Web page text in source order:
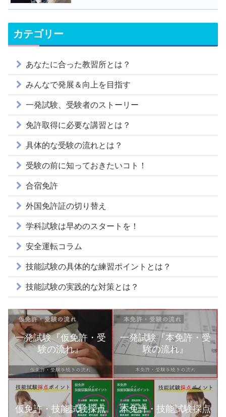
カテゴリー
あなたに合った教習所とは？
みんなで発展＆向上を目指す
一発試験、受験者のストーリー
免許取得に必要な講習とは？
具体的な受験の流れとは？
受験の前に知っておきたいコト！
合宿免許
外国免許証の切り替え
学科試験は早めのスタートを！
安全運転コラム
技能試験の具体的な練習ポイントとは？
技能試験の実践的な対策とは？
一発試験『仮免許・受
験の流れ』
一発試験『本免許・受
験の流れ』
仮免許・技能試験採点
本免許・技能試験採点